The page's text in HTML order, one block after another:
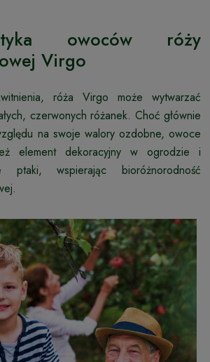
owoców róży
Virgo
róża Virgo może wytwarzać
czerwonych różanek. Choć głównie
na swoje walory ozdobne, owoce
element dekoracyjny w ogrodzie i
ptaki, wspierając bioróżnorodność